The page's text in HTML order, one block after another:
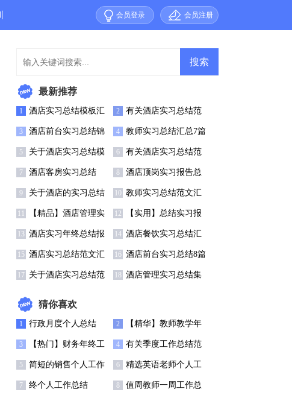
会员登录 会员注册
最新推荐
1 酒店实习总结模板汇
总8篇
2 有关酒店实习总结范
文合集七篇
3 酒店前台实习总结锦
集7篇
4 教师实习总结汇总7篇
5 关于酒店实习总结模
板集锦九篇
6 有关酒店实习总结范
文集锦10篇
7 酒店客房实习总结 8 酒店顶岗实习报告总
结
9 关于酒店的实习总结 10 教师实习总结范文汇
总5篇
11 【精品】酒店管理实
习总结三篇
12 【实用】总结实习报
告三篇
13 酒店实习年终总结报
告通用范例
14 酒店餐饮实习总结汇
编5篇
15 酒店实习总结范文汇
编9篇
16 酒店前台实习总结8篇
17 关于酒店实习总结范 18 酒店管理实习总结集
猜你喜欢
1 行政月度个人总结 2 【精华】教师教学年
度总结3篇
3 【热门】财务年终工
作总结锦集六篇
4 有关季度工作总结范
文汇总九篇
5 简短的销售个人工作
总结
6 精选英语老师个人工
作总结范文
7 终个人工作总结 8 值周教师一周工作总